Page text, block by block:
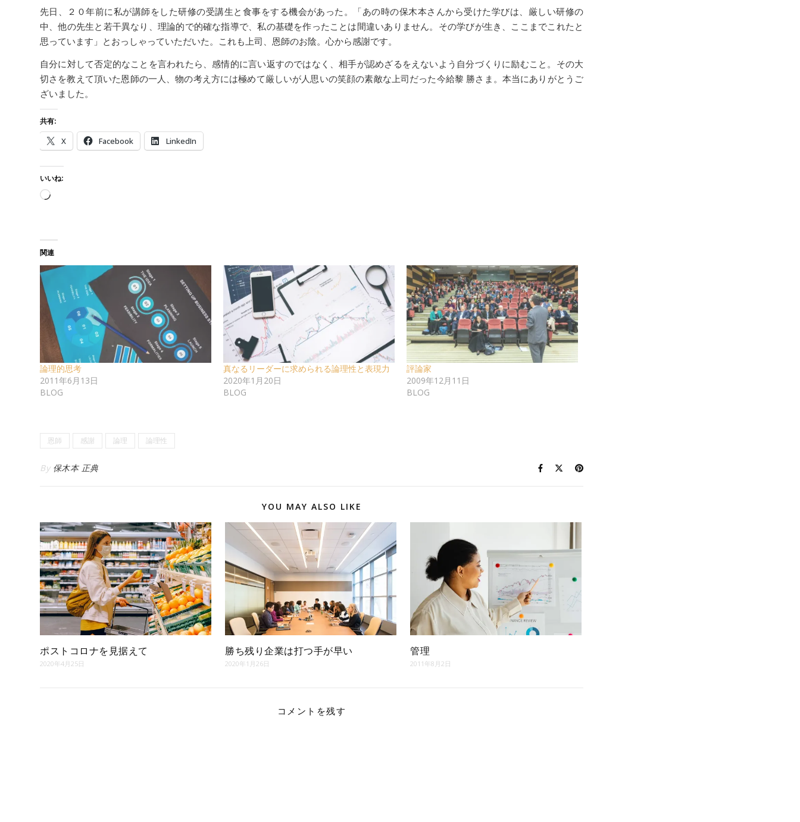
先日、２０年前に私が講師をした研修の受講生と食事をする機会があった。「あの時の保木本さんから受けた学びは、厳しい研修の
中、他の先生と若干異なり、理論的で的確な指導で、私の基礎を作ったことは間違いありません。その学びが生き、ここまでこれたと
思っています」とおっしゃっていただいた。これも上司、恩師のお陰。心から感謝です。
自分に対して否定的なことを言われたら、感情的に言い返すのではなく、相手が認めざるをえないよう自分づくりに励むこと。その大
切さを教えて頂いた恩師の一人、物の考え方には極めて厳しいが人思いの笑顔の素敵な上司だった今給黎 勝さま。本当にありがとうご
ざいました。
共有:
X Facebook LinkedIn
いいね:
読み込み中…
関連
論理的思考
2011年6月13日
BLOG
真なるリーダーに求められる論理性と表現力
2020年1月20日
BLOG
評論家
2009年12月11日
BLOG
恩師 感謝 論理 論理性
By 保木本 正典
YOU MAY ALSO LIKE
ポストコロナを見据えて
2020年4月25日
勝ち残り企業は打つ手が早い
2020年1月26日
管理
2011年8月2日
コメントを残す